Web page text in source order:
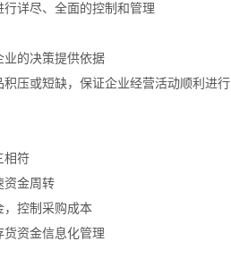
详尽、全面的控制和管理
的决策提供依据
压或短缺，保证企业经营活动顺利进行
相符
资金周转
，控制采购成本
资金信息化管理